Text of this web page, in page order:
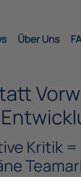
Über Uns
Kritik =